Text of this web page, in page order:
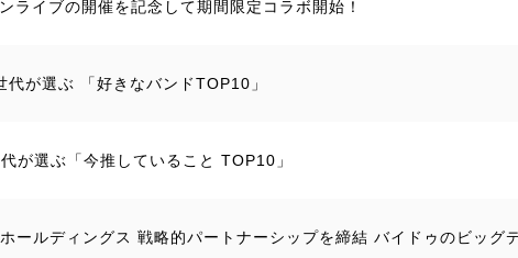
ライブの開催を記念して期間限定コラボ開始！
が選ぶ 「好きなバンドTOP10」
が選ぶ「今推していること TOP10」
ールディングス 戦略的パートナーシップを締結 バイドゥのビッグ